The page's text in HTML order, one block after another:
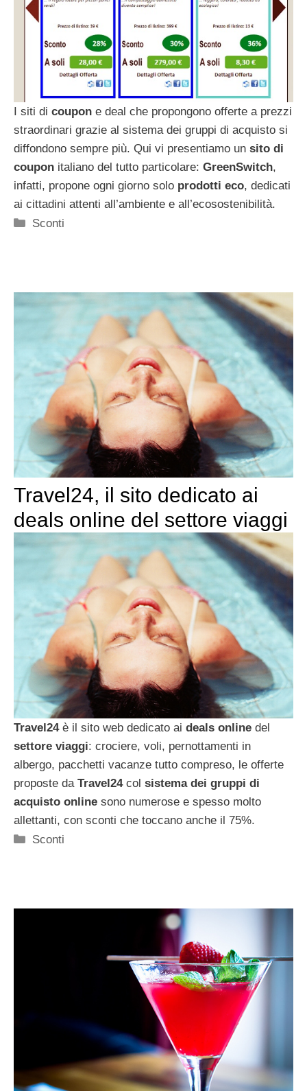
I siti di coupon e deal che propongono offerte a prezzi
straordinari grazie al sistema dei gruppi di acquisto si
diffondono sempre più. Qui vi presentiamo un sito di
coupon italiano del tutto particolare: GreenSwitch,
infatti, propone ogni giorno solo prodotti eco, dedicati
ai cittadini attenti all’ambiente e all’ecosostenibilità.
Categorie
Sconti
Travel24, il sito dedicato ai
deals online del settore viaggi
Travel24è il sito web dedicato ai deals online del
settore viaggi: crociere, voli, pernottamenti in
albergo, pacchetti vacanze tutto compreso, le offerte
proposte da Travel24col sistema dei gruppi di
acquisto online sono numerose e spesso molto
allettanti, con sconti che toccano anche il 75%.
Categorie
Sconti